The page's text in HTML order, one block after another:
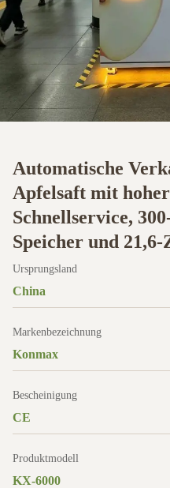
Automatische
Apfelsaft mit
Schnellservice,
Speicher und
Ursprungsland
China
Markenbezeichnung
Konmax
Bescheinigung
CE
Produktmodell
KX-6000